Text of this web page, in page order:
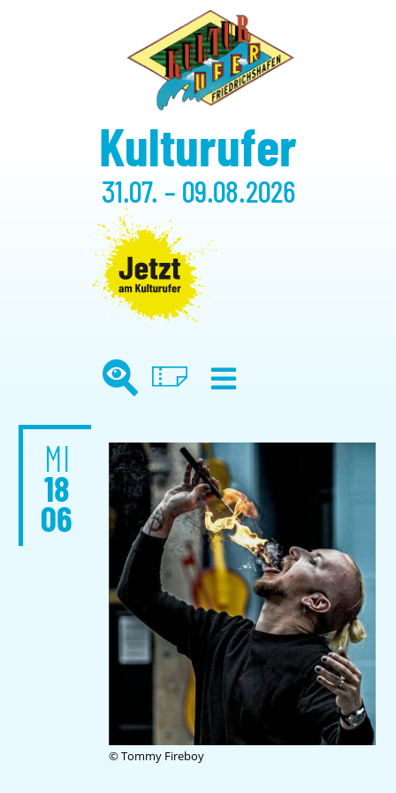
Kulturufer
31.07. – 09.08.2026
MI
18
06
© Tommy Fireboy